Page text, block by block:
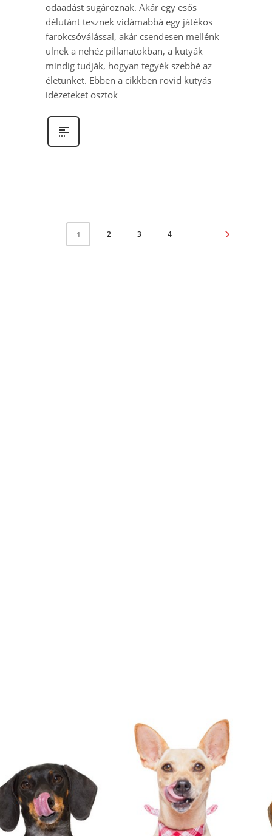
odaadást sugároznak. Akár egy esős
délutánt tesznek vidámabbá egy játékos
farokcsóválással, akár csendesen mellénk
ülnek a nehéz pillanatokban, a kutyák
mindig tudják, hogyan tegyék szebbé az
életünket. Ebben a cikkben rövid kutyás
idézeteket osztok
1 2 3 4